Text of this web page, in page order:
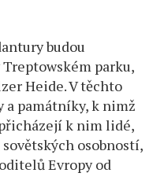
budou
parku,
Heide. V těchto
památníky, k nimž
k nim lidé,
osobností,
Evropy od